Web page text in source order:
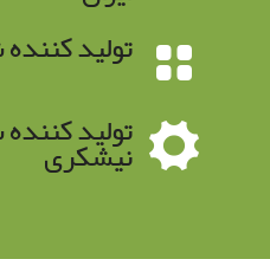
تولید
تولید
نیشکری